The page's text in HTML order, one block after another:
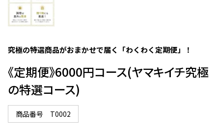
究極の特選商品がおまかせで届く「わくわく定期便」！
《定期便》6000円コース(ヤマキイチ究極
の特選コース)
商品番号 T0002